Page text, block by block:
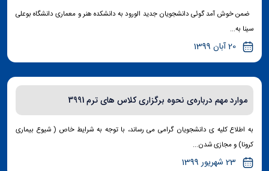
ضمن خوش آمد گوئی دانشجویان جدید الورود به دانشکده هنر و معماری دانشگاه بوعلی
سینا به...
20 آبان 1399
موارد مهم درباره‌ی نحوه برگزاری کلاس های ترم 3991
به اطلاع کلیه ی دانشجویان گرامی می رساند، با توجه به شرایط خاص ( شیوع بیماری
کرونا) و مجازی شدن...
23 شهریور 1399